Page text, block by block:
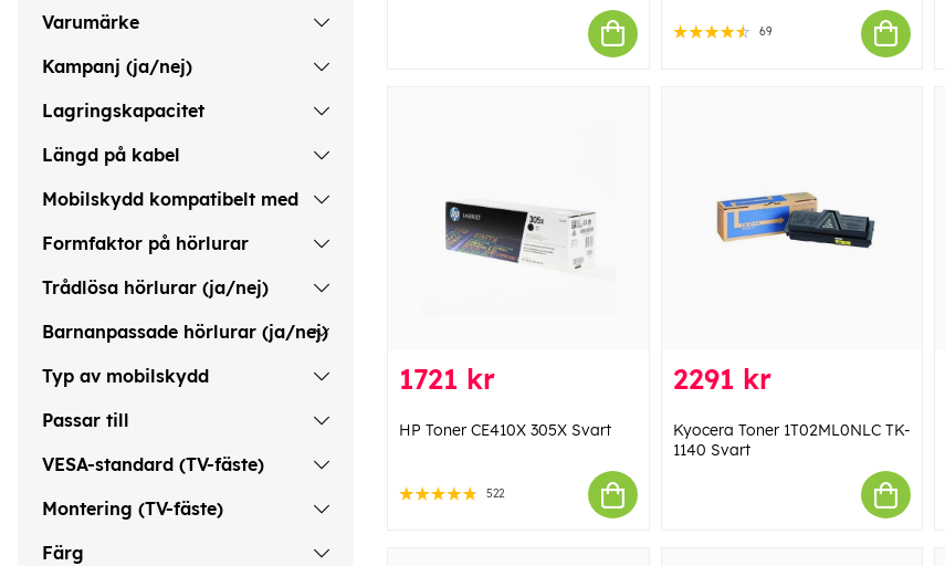
Varumärke
Kampanj (ja/nej)
Lagringskapacitet
Längd på kabel
Mobilskydd kompatibelt med
Formfaktor på hörlurar
Trådlösa hörlurar (ja/nej)
Barnanpassade hörlurar (ja/nej)
Typ av mobilskydd
Passar till
VESA-standard (TV-fäste)
Montering (TV-fäste)
Färg
69
1721 kr
HP Toner CE410X 305X Svart
522
2291 kr
Kyocera Toner 1T02ML0NLC TK-
1140 Svart